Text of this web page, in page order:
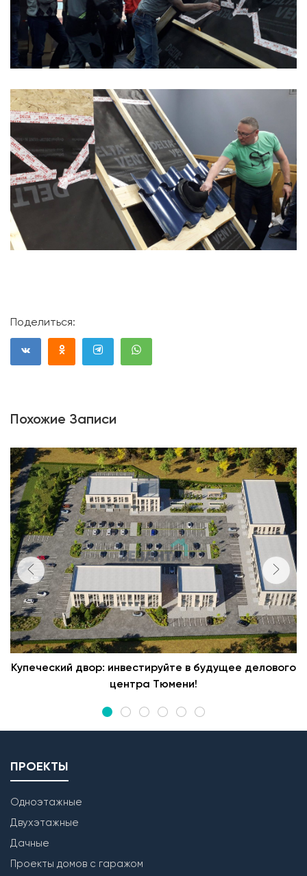
Поделиться:
Похожие Записи
Купеческий двор: инвестируйте в будущее делового
центра Тюмени!
ПРОЕКТЫ
Одноэтажные
Двухэтажные
Дачные
Проекты домов с гаражом